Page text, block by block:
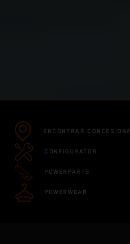
ENCONTRAR
CONFIGURATOR
POWERPARTS
POWERWEAR